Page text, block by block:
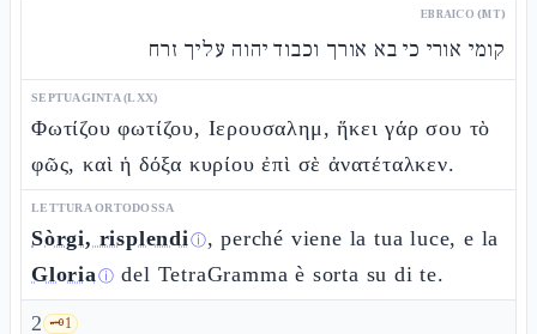
EBRAICO (MT)
קומי אורי כי בא אורך וכבוד יהוה עליך זרח
SEPTUAGINTA (LXX)
Φωτίζου φωτίζου, Ιερουσαλημ, ἥκει γάρ σου τὸ
φῶς, καὶ ἡ δόξα κυρίου ἐπὶ σὲ ἀνατέταλκεν.
LETTURA ORTODOSSA
Sòrgi, risplendiⓘ, perché viene la tua luce, e la
Gloriaⓘ del TetraGramma è sorta su di te.
2 🗝️1